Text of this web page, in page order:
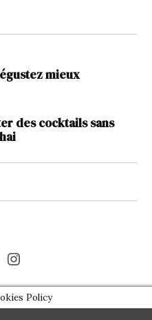
mieux
des cocktails sans
Policy